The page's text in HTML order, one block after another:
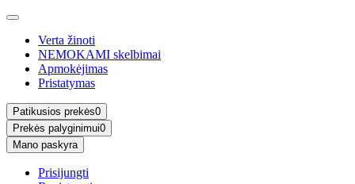
Verta žinoti
NEMOKAMI skelbimai
Apmokėjimas
Pristatymas
Patikusios prekės0
Prekės palyginimui0
Mano paskyra
Prisijungti